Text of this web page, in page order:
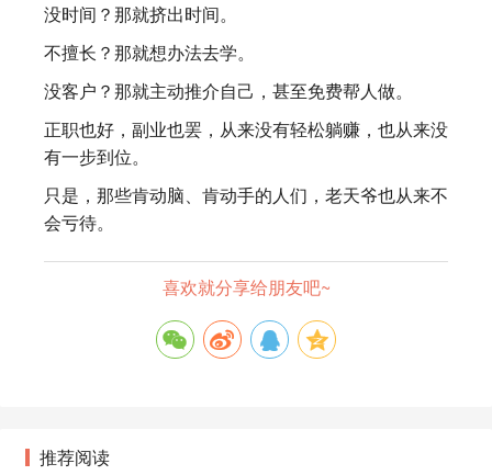
没时间？那就挤出时间。
不擅长？那就想办法去学。
没客户？那就主动推介自己，甚至免费帮人做。
正职也好，副业也罢，从来没有轻松躺赚，也从来没
有一步到位。
只是，那些肯动脑、肯动手的人们，老天爷也从来不
会亏待。
喜欢就分享给朋友吧~
推荐阅读